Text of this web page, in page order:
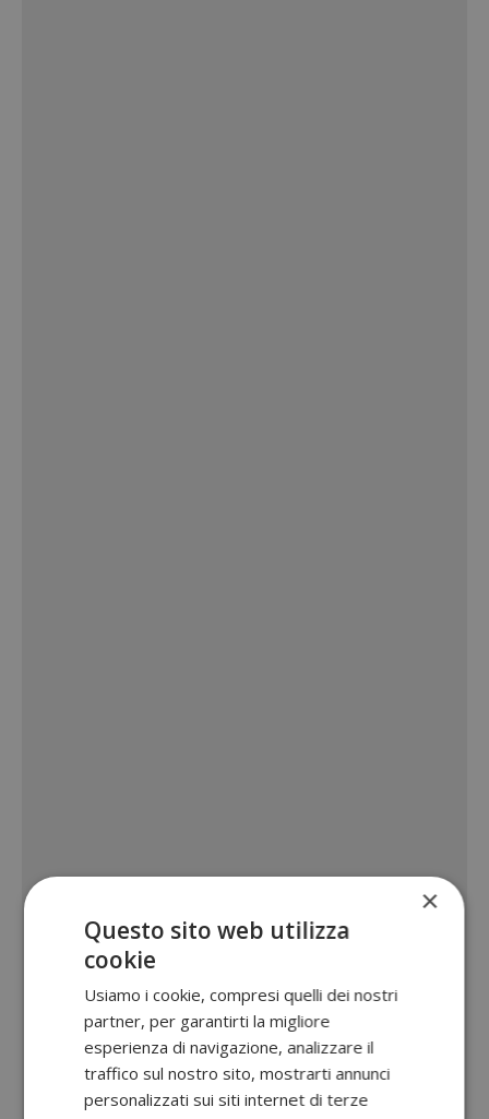
×
Questo sito web utilizza
cookie
Usiamo i cookie, compresi quelli dei nostri
partner, per garantirti la migliore
esperienza di navigazione, analizzare il
traffico sul nostro sito, mostrarti annunci
personalizzati sui siti internet di terze